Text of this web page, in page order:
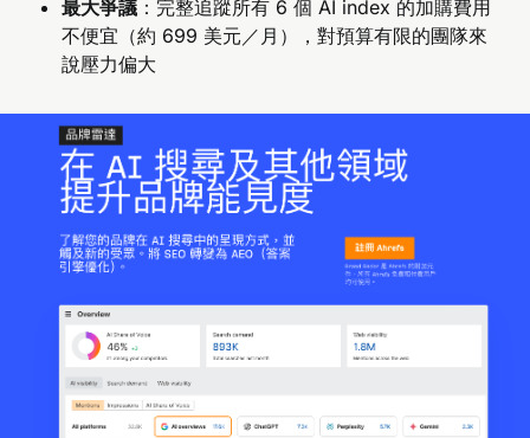
最大爭議 ：完整追蹤所有 6 個 AI index 的加購費用
不便宜（約 699 美元／月），對預算有限的團隊來
說壓力偏大